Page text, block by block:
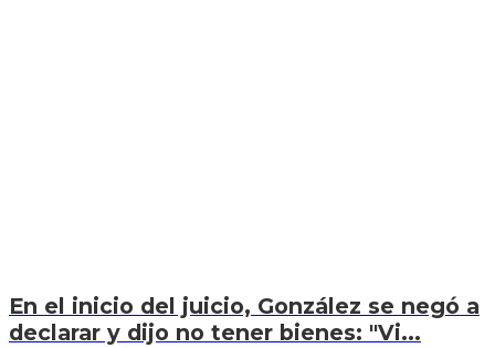
En el inicio del juicio, González se negó a
declarar y dijo no tener bienes: "Vi...